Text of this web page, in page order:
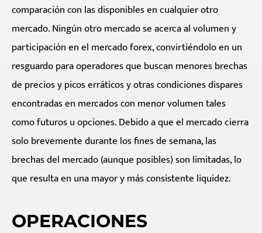
comparación con las disponibles en cualquier otro
mercado. Ningún otro mercado se acerca al volumen y
participación en el mercado forex, convirtiéndolo en un
resguardo para operadores que buscan menores brechas
de precios y picos erráticos y otras condiciones dispares
encontradas en mercados con menor volumen tales
como futuros u opciones. Debido a que el mercado cierra
solo brevemente durante los fines de semana, las
brechas del mercado (aunque posibles) son limitadas, lo
que resulta en una mayor y más consistente liquidez.
OPERACIONES